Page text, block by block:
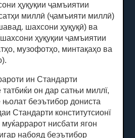
ҳуқуқии ҷамъиятии
миллӣ (ҷамъияти миллӣ)
шахсони ҳуқуқӣ) ва
ҳуқуқии ҷамъиятии
музофотҳо, минтақаҳо ва
ин Стандарти
татбиќи он дар сатњи миллї,
беэътибор дониста
Стандарти конститутсионї
нисбати ягон
набояд беэътибор